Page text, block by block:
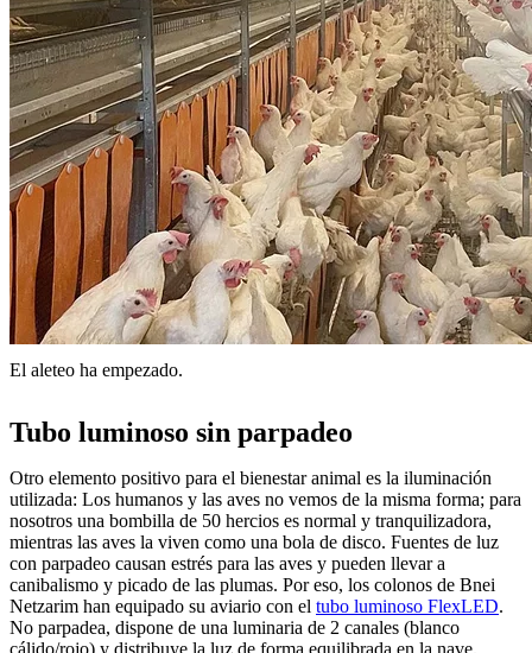
El aleteo ha empezado.
Tubo luminoso sin parpadeo
Otro elemento positivo para el bienestar animal es la iluminación
utilizada: Los humanos y las aves no vemos de la misma forma; para
nosotros una bombilla de 50 hercios es normal y tranquilizadora,
mientras las aves la viven como una bola de disco. Fuentes de luz
con parpadeo causan estrés para las aves y pueden llevar a
canibalismo y picado de las plumas. Por eso, los colonos de Bnei
Netzarim han equipado su aviario con el tubo luminoso FlexLED.
No parpadea, dispone de una luminaria de 2 canales (blanco
cálido/rojo) y distribuye la luz de forma equilibrada en la nave.